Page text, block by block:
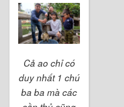
Cả ao chỉ có
duy nhất 1 chú
ba ba mà các